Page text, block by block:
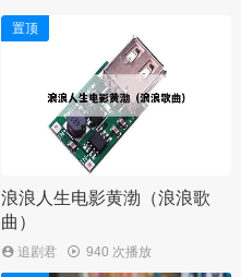
置顶
浪浪人生电影黄渤（浪浪歌
曲）
追剧君 940 次播放